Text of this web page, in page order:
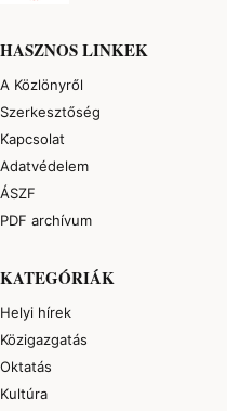
HASZNOS LINKEK
A Közlönyről
Szerkesztőség
Kapcsolat
Adatvédelem
ÁSZF
PDF archívum
KATEGÓRIÁK
Helyi hírek
Közigazgatás
Oktatás
Kultúra